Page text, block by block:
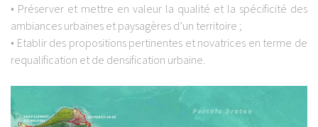
• Préserver et mettre en valeur la qualité et la spécificité des
ambiances urbaines et paysagères d’un territoire ;
• Etablir des propositions pertinentes et novatrices en terme de
requalification et de densification urbaine.